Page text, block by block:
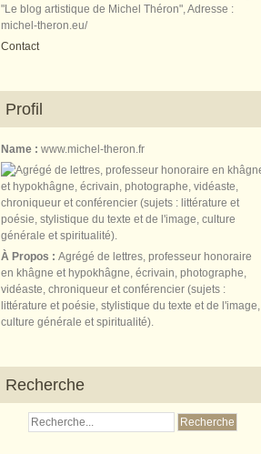
"Le blog artistique de Michel Théron", Adresse :
michel-theron.eu/
Contact
Profil
Name : www.michel-theron.fr
À Propos : Agrégé de lettres, professeur honoraire
en khâgne et hypokhâgne, écrivain, photographe,
vidéaste, chroniqueur et conférencier (sujets :
littérature et poésie, stylistique du texte et de l'image,
culture générale et spiritualité).
Recherche